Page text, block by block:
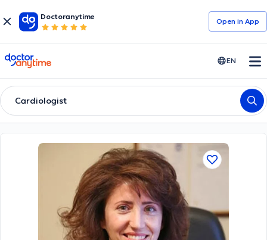
Doctoranytime
Open in Αpp
doctoranytime EN
Cardiologist